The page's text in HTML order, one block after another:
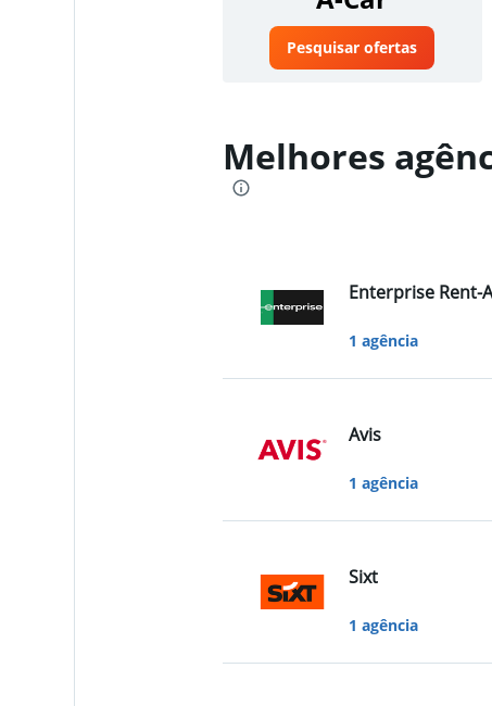
Pesquisar ofertas
Melhores
Enterprise Rent-
1 agência
Avis
1 agência
Sixt
1 agência